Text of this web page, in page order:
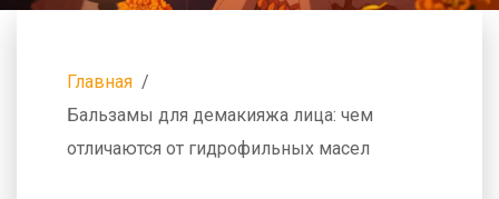
Главная
Бальзамы для демакияжа лица: чем
отличаются от гидрофильных масел